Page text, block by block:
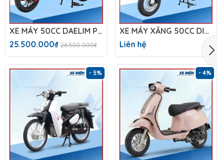
XE MÁY 50CC DAELIM PRO X
25.500.000₫ 26.500.000₫
XE MÁY XĂNG 50CC DIBAO TESLA X1
Liên hệ
- 5% - 4%